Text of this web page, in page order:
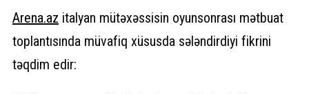
Arena.az italyan mütəxəssisin oyunsonrası mətbuat
toplantısında müvafiq xüsusda sələndirdiyi fikrini
təqdim edir: